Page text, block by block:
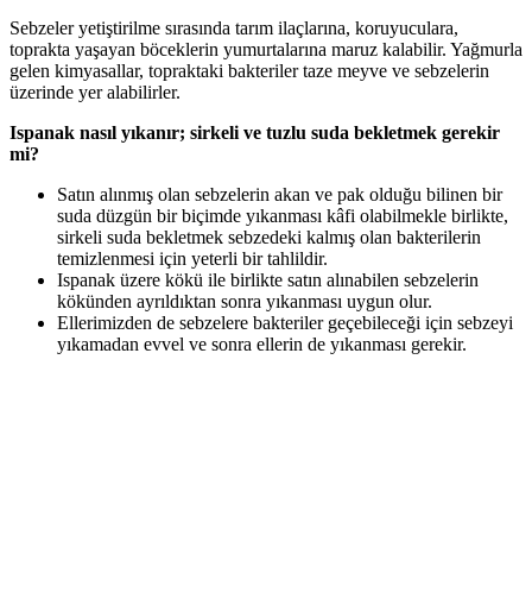
Sebzeler yetiştirilme sırasında tarım ilaçlarına, koruyuculara,
toprakta yaşayan böceklerin yumurtalarına maruz kalabilir. Yağmurla
gelen kimyasallar, topraktaki bakteriler taze meyve ve sebzelerin
üzerinde yer alabilirler.
Ispanak nasıl yıkanır; sirkeli ve tuzlu suda bekletmek gerekir
mi?
Satın alınmış olan sebzelerin akan ve pak olduğu bilinen bir
suda düzgün bir biçimde yıkanması kâfi olabilmekle birlikte,
sirkeli suda bekletmek sebzedeki kalmış olan bakterilerin
temizlenmesi için yeterli bir tahlildir.
Ispanak üzere kökü ile birlikte satın alınabilen sebzelerin
kökünden ayrıldıktan sonra yıkanması uygun olur.
Ellerimizden de sebzelere bakteriler geçebileceği için sebzeyi
yıkamadan evvel ve sonra ellerin de yıkanması gerekir.